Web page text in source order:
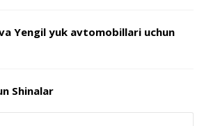
Yengil yuk avtomobillari uchun
Shinalar